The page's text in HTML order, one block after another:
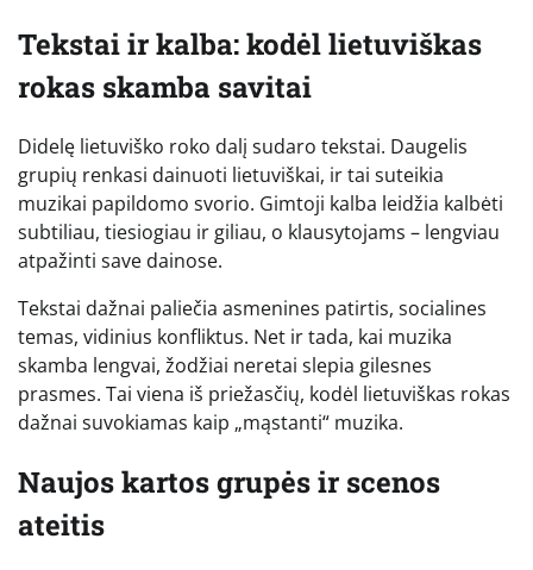
Tekstai ir kalba: kodėl lietuviškas
rokas skamba savitai
Didelę lietuviško roko dalį sudaro tekstai. Daugelis
grupių renkasi dainuoti lietuviškai, ir tai suteikia
muzikai papildomo svorio. Gimtoji kalba leidžia kalbėti
subtiliau, tiesiogiau ir giliau, o klausytojams – lengviau
atpažinti save dainose.
Tekstai dažnai paliečia asmenines patirtis, socialines
temas, vidinius konfliktus. Net ir tada, kai muzika
skamba lengvai, žodžiai neretai slepia gilesnes
prasmes. Tai viena iš priežasčių, kodėl lietuviškas rokas
dažnai suvokiamas kaip „mąstanti“ muzika.
Naujos kartos grupės ir scenos
ateitis